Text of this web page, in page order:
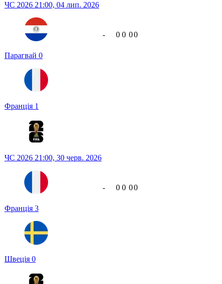
ЧС 2026 21:00, 04 лип. 2026
Парагвай 0
Франція 1
- 0 0 00
ЧС 2026 21:00, 30 черв. 2026
Франція 3
Швеція 0
- 0 0 00